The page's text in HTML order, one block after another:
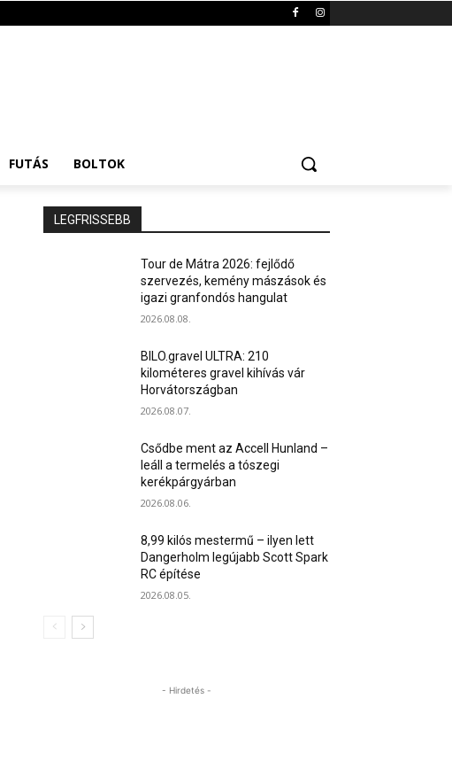
FUTÁS BOLTOK
LEGFRISSEBB
Tour de Mátra 2026: fejlődő
szervezés, kemény mászások és
igazi granfondós hangulat
2026.08.08.
BILO.gravel ULTRA: 210
kilométeres gravel kihívás vár
Horvátországban
2026.08.07.
Csődbe ment az Accell Hunland –
leáll a termelés a tószegi
kerékpárgyárban
2026.08.06.
8,99 kilós mestermű – ilyen lett
Dangerholm legújabb Scott Spark
RC építése
2026.08.05.
- Hirdetés -